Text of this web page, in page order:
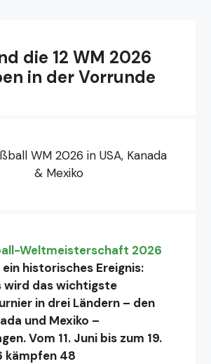
die 12 WM 2026
in der Vorrunde
Weltmeisterschaft 2026
historisches Ereignis:
wird das wichtigste
in drei Ländern – den
und Mexiko –
Vom 11. Juni bis zum 19.
kämpfen 48